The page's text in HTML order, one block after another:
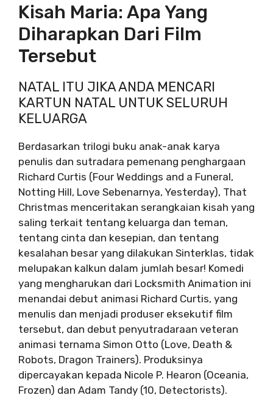
Kisah Maria: Apa Yang
Diharapkan Dari Film
Tersebut
NATAL ITU JIKA ANDA MENCARI
KARTUN NATAL UNTUK SELURUH
KELUARGA
Berdasarkan trilogi buku anak-anak karya
penulis dan sutradara pemenang penghargaan
Richard Curtis (Four Weddings and a Funeral,
Notting Hill, Love Sebenarnya, Yesterday), That
Christmas menceritakan serangkaian kisah yang
saling terkait tentang keluarga dan teman,
tentang cinta dan kesepian, dan tentang
kesalahan besar yang dilakukan Sinterklas, tidak
melupakan kalkun dalam jumlah besar! Komedi
yang mengharukan dari Locksmith Animation ini
menandai debut animasi Richard Curtis, yang
menulis dan menjadi produser eksekutif film
tersebut, dan debut penyutradaraan veteran
animasi ternama Simon Otto (Love, Death &
Robots, Dragon Trainers). Produksinya
dipercayakan kepada Nicole P. Hearon (Oceania,
Frozen) dan Adam Tandy (10, Detectorists).